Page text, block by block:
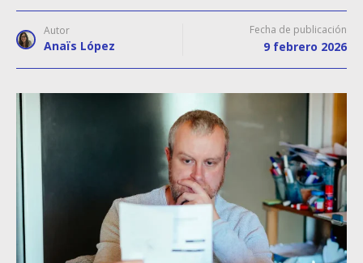
Autor
Anaïs López
Fecha de publicación
9 febrero 2026